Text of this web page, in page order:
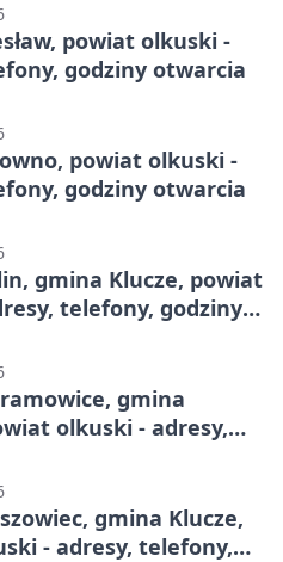
powiat olkuski -
godziny otwarcia
powiat olkuski -
godziny otwarcia
gmina Klucze, powiat
telefony, godziny
gmina
olkuski - adresy,
gmina Klucze,
- adresy, telefony,